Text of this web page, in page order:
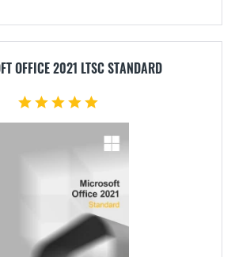
OFFICE 2021 LTSC STANDARD